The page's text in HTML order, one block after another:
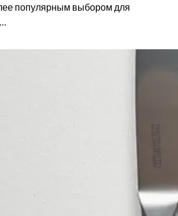
популярным выбором для